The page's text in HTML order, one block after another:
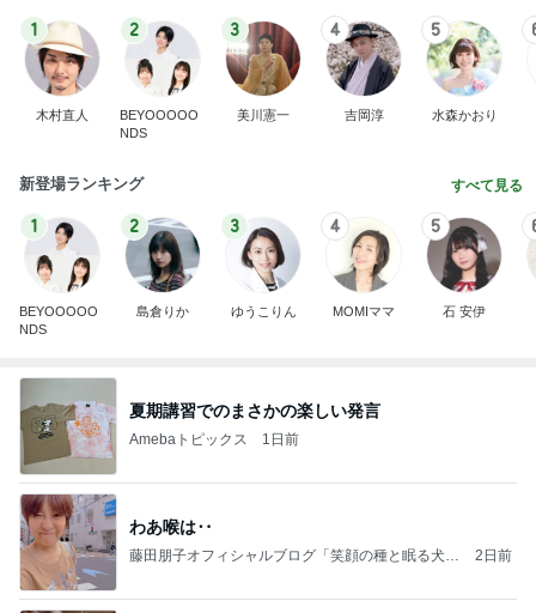
1
木村直人
2
BEYOOOOO
NDS
3
美川憲一
4
吉岡淳
5
水森かおり
新登場ランキング すべて見る
1
BEYOOOOO
NDS
2
島倉りか
3
ゆうこりん
4
MOMIママ
5
石 安伊
夏期講習でのまさかの楽しい発言
Amebaトピックス 1日前
わあ喉は‥
藤田朋子オフィシャルブログ「笑顔の種と眠る犬」
2日前